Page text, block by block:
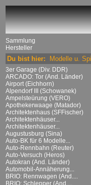
Sammlung
Hersteller
Du bist hier: Modelle u.
3er Garage (Div. DDR)
ARCADO: Tor (And. Länder)
Airport (Eichhorn)
Alpendorf III (Schowanek)
Ampelsteürung (VERO)
Apothekerwaage (Matador)
Architektenhaus (SFFischer)
Architektenhäuser...
Architektenhäuser...
Augustusburg (Sina)
Auto-BK für 6 Modelle...
Auto-Rennbahn (Reuter)
Auto-Versuch (Heros)
Autokran (And. Länder)
Automobil-Annäherung...
BRIO: Rennwagen (And....
BRIO: Schlepper (And....